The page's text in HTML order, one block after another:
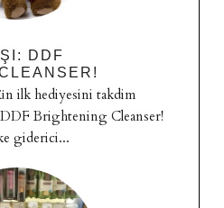
DDF
ilk hediyesini takdim
DDF Brightening Cleanser!
giderici...